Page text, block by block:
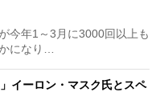
今年1～3月に3000回以上も
になり…
イーロン・マスク氏とスペ